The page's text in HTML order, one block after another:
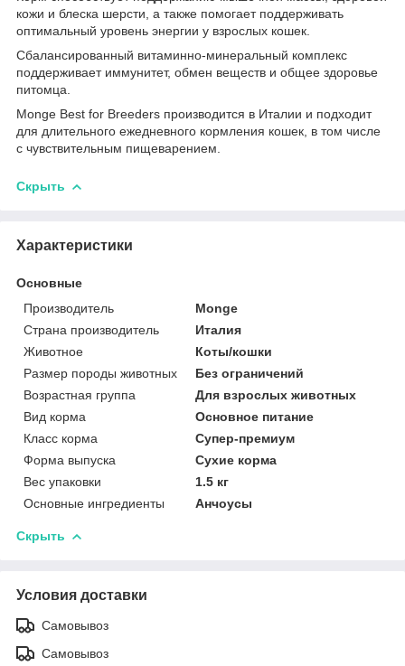
кожи и блеска шерсти, а также помогает поддерживать
оптимальный уровень энергии у взрослых кошек.
Сбалансированный витаминно-минеральный комплекс
поддерживает иммунитет, обмен веществ и общее здоровье
питомца.
Monge Best for Breeders производится в Италии и подходит
для длительного ежедневного кормления кошек, в том числе
с чувствительным пищеварением.
Скрыть
Характеристики
Основные
Производитель
Monge
Страна производитель
Италия
Животное
Коты/кошки
Размер породы животных
Без ограничений
Возрастная группа
Для взрослых животных
Вид корма
Основное питание
Класс корма
Супер-премиум
Форма выпуска
Сухие корма
Вес упаковки
1.5 кг
Основные ингредиенты
Анчоусы
Скрыть
Условия доставки
Самовывоз
Самовывоз